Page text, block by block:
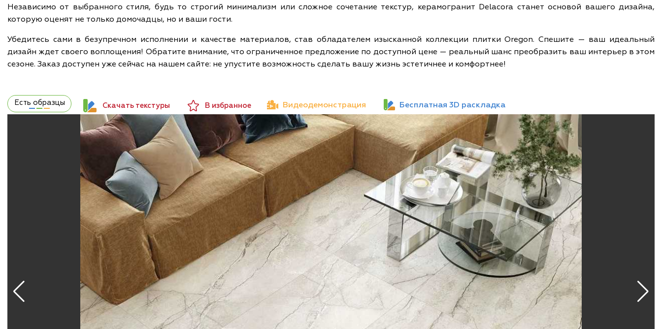
Независимо от выбранного стиля, будь то строгий минимализм или сложное сочетание текстур, керамогранит Delacora станет основой вашего дизайна,
которую оценят не только домочадцы, но и ваши гости.
Убедитесь сами в безупречном исполнении и качестве материалов, став обладателем изысканной коллекции плитки Oregon. Спешите — ваш идеальный
дизайн ждет своего воплощения! Обратите внимание, что ограниченное предложение по доступной цене — реальный шанс преобразить ваш интерьер в этом
сезоне. Заказ доступен уже сейчас на нашем сайте: не упустите возможность сделать вашу жизнь эстетичнее и комфортнее!
Есть образцы Скачать текстуры В избранное Видеодемонстрация Бесплатная 3D раскладка